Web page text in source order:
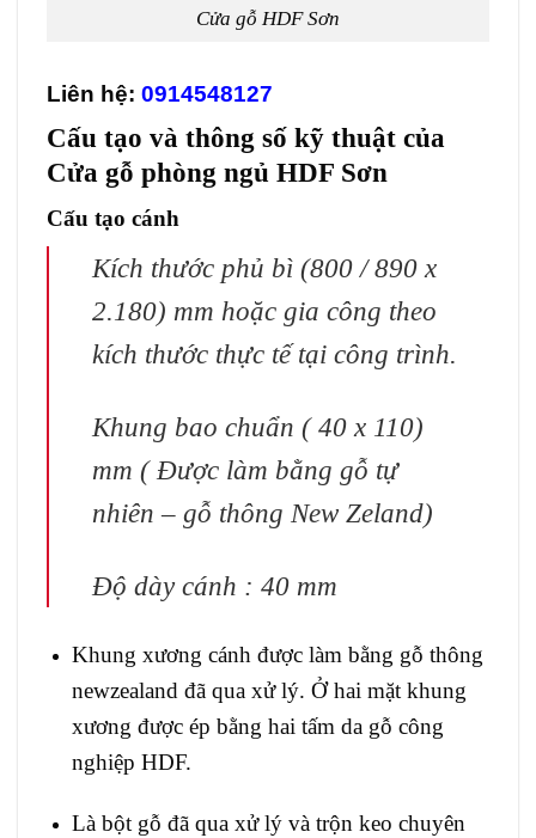
Cửa gỗ HDF Sơn
Liên hệ: 0914548127
Cấu tạo và thông số kỹ thuật của
Cửa gỗ phòng ngủ HDF Sơn
Cấu tạo cánh
Kích thước phủ bì (800 / 890 x
2.180) mm hoặc gia công theo
kích thước thực tế tại công trình.
Khung bao chuẩn ( 40 x 110)
mm ( Được làm bằng gỗ tự
nhiên – gỗ thông New Zeland)
Độ dày cánh : 40 mm
Khung xương cánh được làm bằng gỗ thông
newzealand đã qua xử lý. Ở hai mặt khung
xương được ép bằng hai tấm da gỗ công
nghiệp HDF.
Là bột gỗ đã qua xử lý và trộn keo chuyên